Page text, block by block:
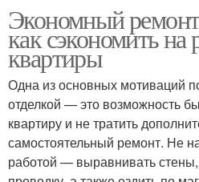
Экономный
как сэкономить на
квартиры
Одна из основных мотиваций
отделкой — это возможность
квартиру и не тратить
самостоятельный ремонт. Не
работой — выравнивать